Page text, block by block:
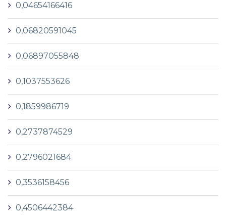
0,04654166416
0,06820591045
0,06897055848
0,1037553626
0,1859986719
0,2737874529
0,2796021684
0,3536158456
0,4506442384